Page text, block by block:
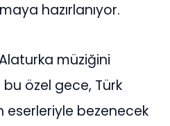
hazırlanıyor.
müziğini
özel gece, Türk
eserleriyle bezenecek